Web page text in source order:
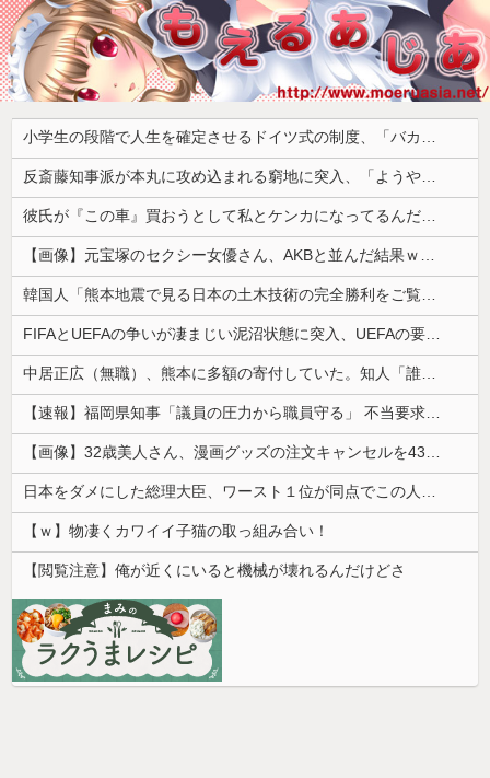
小学生の段階で人生を確定させるドイツ式の制度、「バカを振い落せるから合理的だ」と自惚れていた結果……
反斎藤知事派が本丸に攻め込まれる窮地に突入、「ようやく反撃のターンやね」と手際の良さに感心する人が続出中
彼氏が『この車』買おうとして私とケンカになってるんだけどｗｗｗｗｗｗ
【画像】元宝塚のセクシー女優さん、AKBと並んだ結果ｗｗｗｗ
韓国人「熊本地震で見る日本の土木技術の完全勝利をご覧ください」→「これはすごいわ」「こういうのを見ると日本人は何か適当に作る感じがしない・・・」...
FIFAとUEFAの争いが凄まじい泥沼状態に突入、UEFAの要求を呑んだFIFAだったがUEFA側は強硬姿勢を崩さず……
中居正広（無職）、熊本に多額の寄付していた。知人「誰にも知られなくてもいい、と公表してない」
【速報】福岡県知事「議員の圧力から職員守る」 不当要求防止の条例策定へ
【画像】32歳美人さん、漫画グッズの注文キャンセルを43億円分繰り返しまくり逮捕
日本をダメにした総理大臣、ワースト１位が同点でこの人ｗｗｗｗｗｗ
【ｗ】物凄くカワイイ子猫の取っ組み合い！
【閲覧注意】俺が近くにいると機械が壊れるんだけどさ